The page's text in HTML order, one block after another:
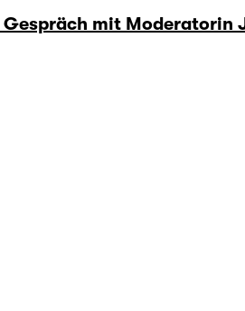
mit Moderatorin